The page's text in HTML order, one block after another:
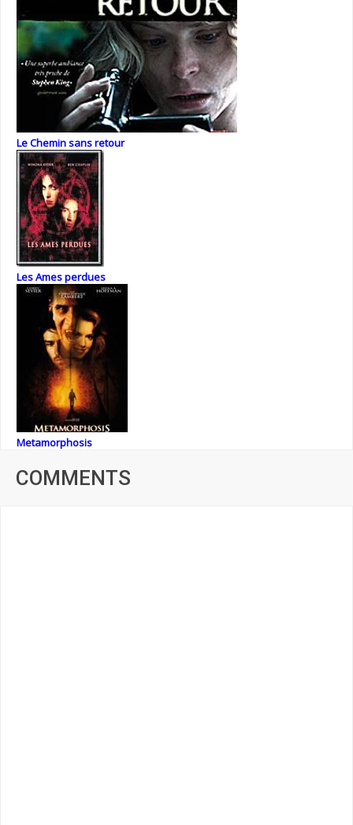
Le Chemin sans retour
Les Ames perdues
Metamorphosis
COMMENTS